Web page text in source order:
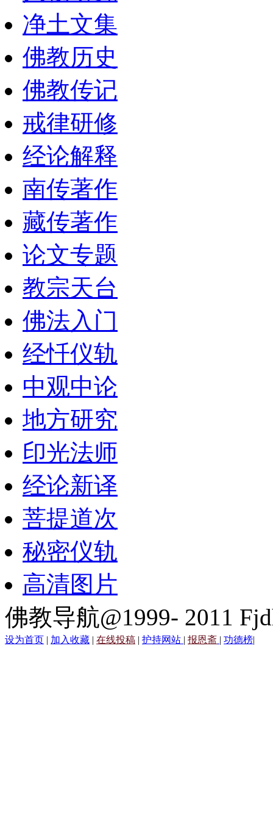
净土文集
佛教历史
佛教传记
戒律研修
经论解释
南传著作
藏传著作
论文专题
教宗天台
佛法入门
经忏仪轨
中观中论
地方研究
印光法师
经论新译
菩提道次
秘密仪轨
高清图片
佛教导航@1999- 2011
设为首页 | 加入收藏 | 在线投稿 | 护持网站 | 报恩斋 | 功德榜|